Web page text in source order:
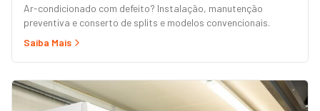
Ar-condicionado com defeito? Instalação, manutenção
preventiva e conserto de splits e modelos convencionais.
Saiba Mais